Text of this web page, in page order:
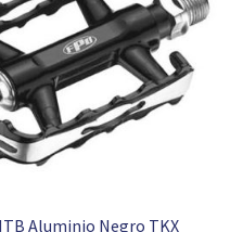
Aluminio Negro TKX